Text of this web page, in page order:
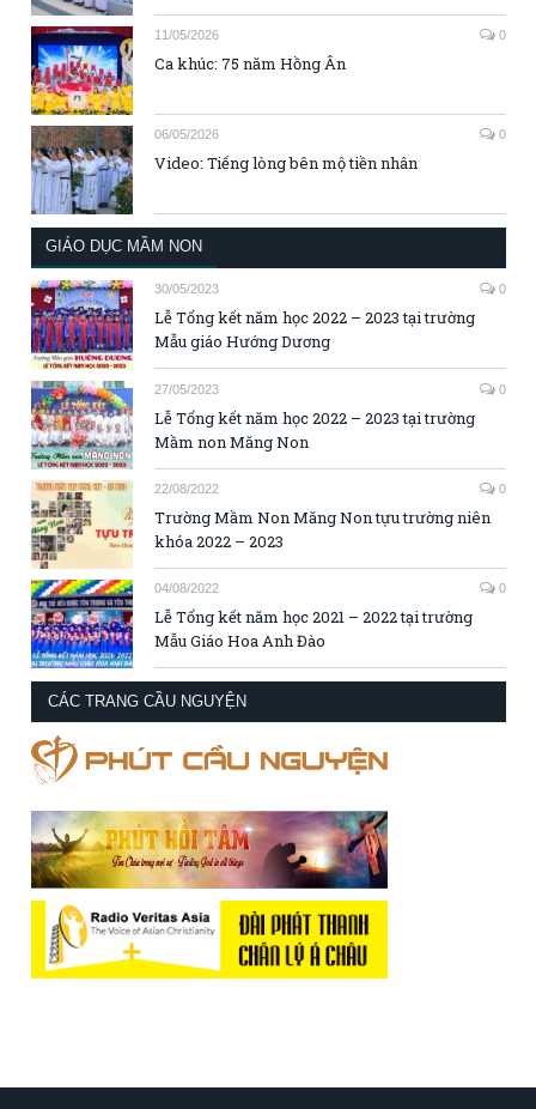
11/05/2026 0
Ca khúc: 75 năm Hồng Ân
06/05/2026 0
Video: Tiếng lòng bên mộ tiền nhân
GIÁO DỤC MẦM NON
30/05/2023 0
Lễ Tổng kết năm học 2022 – 2023 tại trường
Mẫu giáo Hướng Dương
27/05/2023 0
Lễ Tổng kết năm học 2022 – 2023 tại trường
Mầm non Măng Non
22/08/2022 0
Trường Mầm Non Măng Non tựu trường niên
khóa 2022 – 2023
04/08/2022 0
Lễ Tổng kết năm học 2021 – 2022 tại trường
Mẫu Giáo Hoa Anh Đào
CÁC TRANG CẦU NGUYỆN